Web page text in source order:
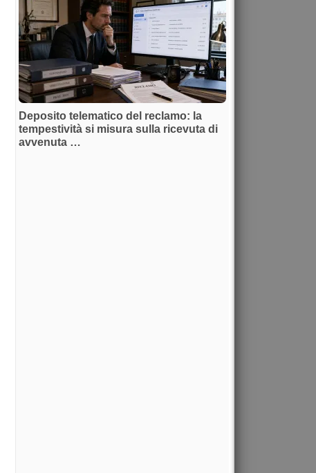
Deposito telematico del reclamo: la
tempestività si misura sulla ricevuta di
avvenuta …